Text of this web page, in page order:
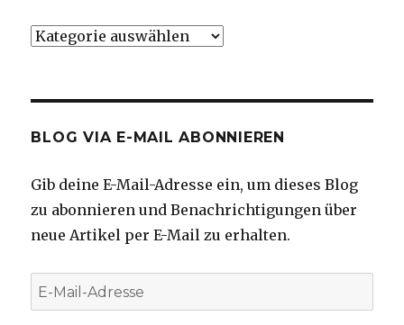
Kategorien
BLOG VIA E-MAIL ABONNIEREN
Gib deine E-Mail-Adresse ein, um dieses Blog
zu abonnieren und Benachrichtigungen über
neue Artikel per E-Mail zu erhalten.
E-
Mail-